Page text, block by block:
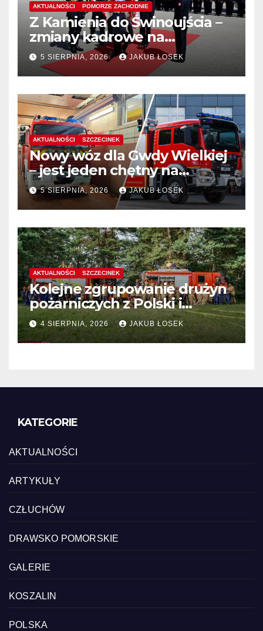
AKTUALNOŚCI POMORZE ZACHODNIE
Z Kamienia do Świnoujścia –
zmiany kadrowe na
stanowiskach komendantów
5 SIERPNIA, 2026 JAKUB ŁOSEK
AKTUALNOŚCI SZCZECINEK
Nowy wóz dla Gwdy Wielkiej
– jest jeden chętny na
dostawę
5 SIERPNIA, 2026 JAKUB ŁOSEK
AKTUALNOŚCI SZCZECINEK
Kolejne zgrupowanie drużyn
pożarniczych z Polski i
Niemiec w regionie
4 SIERPNIA, 2026 JAKUB ŁOSEK
KATEGORIE
AKTUALNOŚCI
ARTYKUŁY
CZŁUCHÓW
DRAWSKO POMORSKIE
GALERIE
KOSZALIN
POLSKA